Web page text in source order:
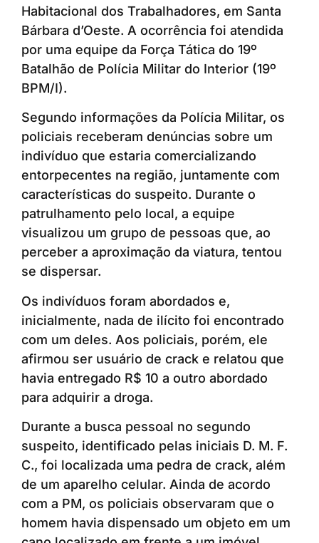
Habitacional dos Trabalhadores, em Santa
Bárbara d’Oeste. A ocorrência foi atendida
por uma equipe da Força Tática do 19º
Batalhão de Polícia Militar do Interior (19º
BPM/I).
Segundo informações da Polícia Militar, os
policiais receberam denúncias sobre um
indivíduo que estaria comercializando
entorpecentes na região, juntamente com
características do suspeito. Durante o
patrulhamento pelo local, a equipe
visualizou um grupo de pessoas que, ao
perceber a aproximação da viatura, tentou
se dispersar.
Os indivíduos foram abordados e,
inicialmente, nada de ilícito foi encontrado
com um deles. Aos policiais, porém, ele
afirmou ser usuário de crack e relatou que
havia entregado R$ 10 a outro abordado
para adquirir a droga.
Durante a busca pessoal no segundo
suspeito, identificado pelas iniciais D. M. F.
C., foi localizada uma pedra de crack, além
de um aparelho celular. Ainda de acordo
com a PM, os policiais observaram que o
homem havia dispensado um objeto em um